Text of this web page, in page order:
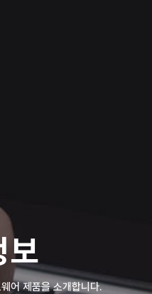
보
어 제품을 소개합니다.